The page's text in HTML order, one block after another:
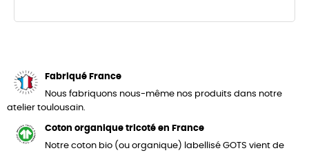
Fabriqué France
Nous fabriquons nous-même nos produits dans notre
atelier toulousain.
Coton organique tricoté en France
Notre coton bio (ou organique) labellisé GOTS vient de